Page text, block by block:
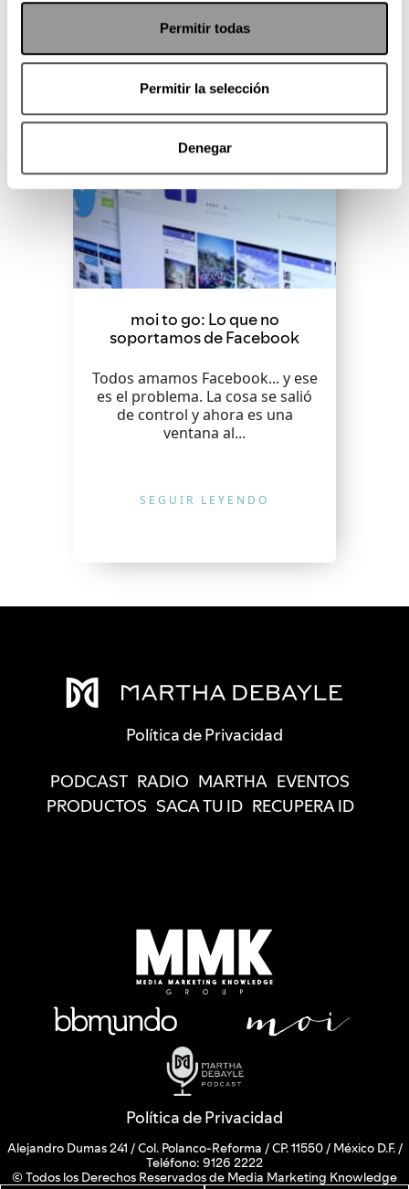
Permitir todas
Permitir la selección
Denegar
moi to go: Lo que no
soportamos de Facebook
Todos amamos Facebook... y ese
es el problema. La cosa se salió
de control y ahora es una
ventana al...
SEGUIR LEYENDO
Política de Privacidad
PODCAST RADIO MARTHA EVENTOS
PRODUCTOS SACA TU ID RECUPERA ID
Política de Privacidad
Alejandro Dumas 241 / Col. Polanco-Reforma / CP. 11550 / México D.F. /
Teléfono: 9126 2222
© Todos los Derechos Reservados de Media Marketing Knowledge